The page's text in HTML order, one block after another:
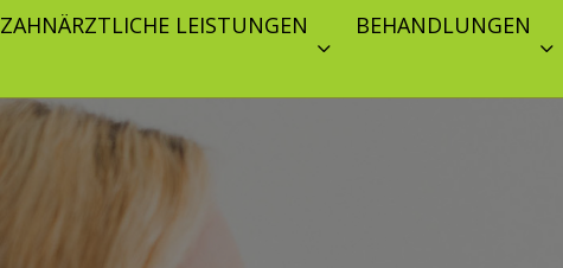
ZAHNÄRZTLICHE LEISTUNGEN BEHANDLUNGEN